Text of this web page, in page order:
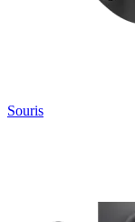
Souris